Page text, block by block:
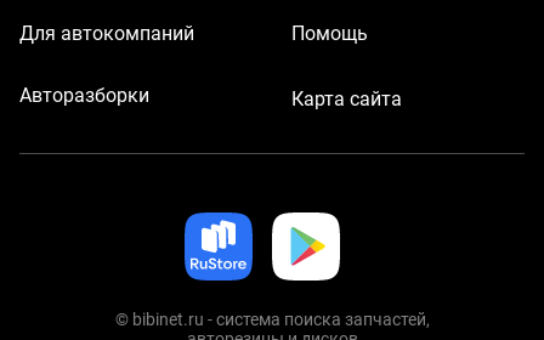
Для автокомпаний
Авторазборки
Помощь
Карта сайта
© bibinet.ru - система поиска запчастей,